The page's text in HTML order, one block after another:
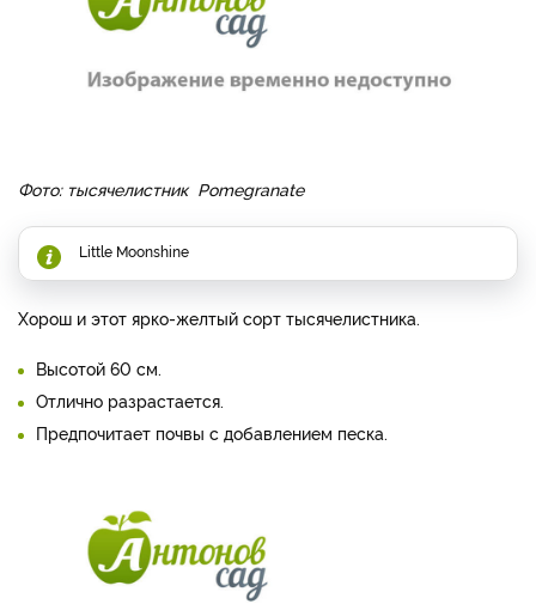
Фото: тысячелистник Pomegranate
Little Moonshine
Хорош и этот ярко-желтый сорт тысячелистника.
Высотой 60 см.
Отлично разрастается.
Предпочитает почвы с добавлением песка.